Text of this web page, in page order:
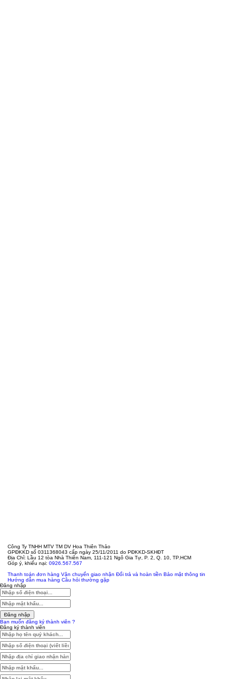
Công Ty TNHH MTV TM DV Hoa Thiên Thảo
GPĐKKD số 0311368043 cấp ngày 25/11/2011 do PĐKKD-SKHĐT
Địa Chỉ: Lầu 12 tòa Nhà Thiên Nam, 111-121 Ngô Gia Tự, P. 2, Q. 10, TP.HCM
Góp ý, khiếu nại: 0926.567.567
Thanh toán đơn hàng Vận chuyển giao nhận Đổi trả và hoàn tiền Bảo mật thông tin
Hướng dẫn mua hàng Câu hỏi thường gặp
Đăng nhập
Đăng nhập
Bạn muốn đăng ký thành viên ?
Đăng ký thành viên